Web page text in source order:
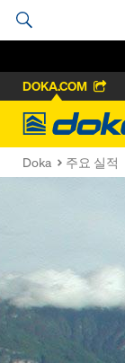
DOKA.COM
Doka
Doka 주요 실적